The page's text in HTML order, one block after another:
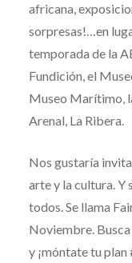
africana,
sorpresas!…en
temporada de la
Fundición, el
Museo Marítimo,
Arenal, La Ribera.
Nos gustaría
arte y la cultura. Y
todos. Se llama
Noviembre.
y ¡móntate tu plan